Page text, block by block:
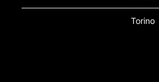
Torino